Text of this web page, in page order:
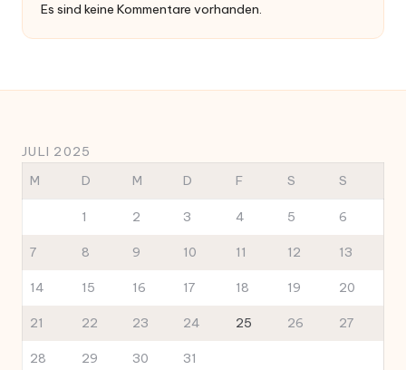
Es sind keine Kommentare vorhanden.
JULI 2025
M
D M D F S S
1 2 3 4 5 6
7 8 9 10 11 12 13
14 15 16 17 18 19 20
21 22 23 24 25 26 27
28 29 30 31